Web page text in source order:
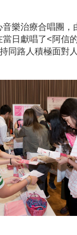
樂治療合唱團，
日獻唱了<阿信
同路人積極面對人